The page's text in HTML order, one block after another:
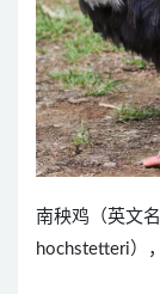
南秧鸡（英文
hochstetteri）